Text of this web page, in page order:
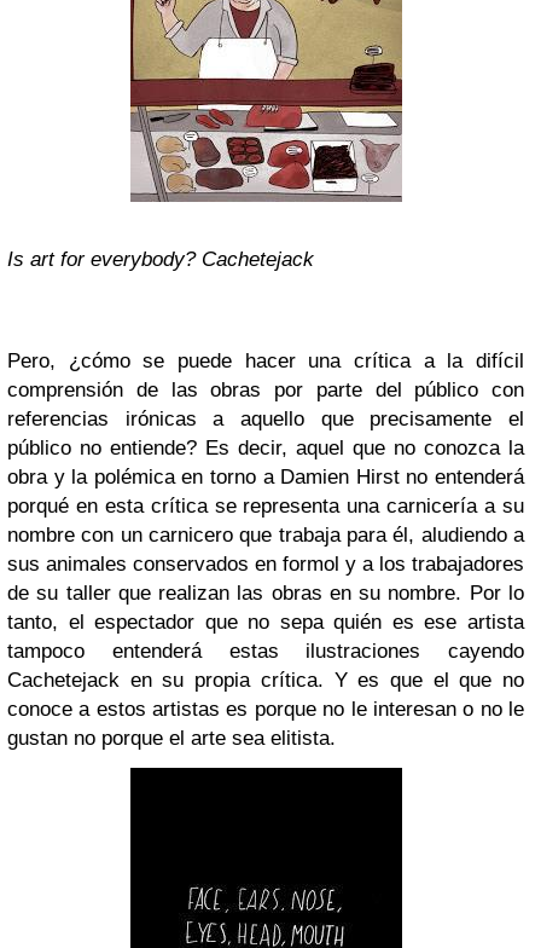
Is art for everybody? Cachetejack
Pero, ¿cómo se puede hacer una crítica a la difícil
comprensión de las obras por parte del público con
referencias irónicas a aquello que precisamente el
público no entiende? Es decir, aquel que no conozca la
obra y la polémica en torno a Damien Hirst no entenderá
porqué en esta crítica se representa una carnicería a su
nombre con un carnicero que trabaja para él, aludiendo a
sus animales conservados en formol y a los trabajadores
de su taller que realizan las obras en su nombre. Por lo
tanto, el espectador que no sepa quién es ese artista
tampoco entenderá estas ilustraciones cayendo
Cachetejack en su propia crítica. Y es que el que no
conoce a estos artistas es porque no le interesan o no le
gustan no porque el arte sea elitista.